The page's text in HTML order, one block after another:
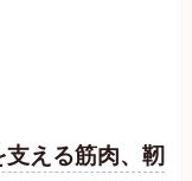
支える筋肉、靭